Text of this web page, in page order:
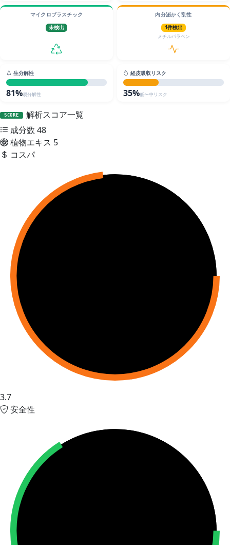
マイクロプラスチック
未検出
内分泌かく乱性
1件検出
メチルパラベン
生分解性
81%易分解性
経皮吸収リスク
35%低〜中リスク
SCORE
解析スコア一覧
成分数48
植物エキス 5
コスパ
3.7
安全性